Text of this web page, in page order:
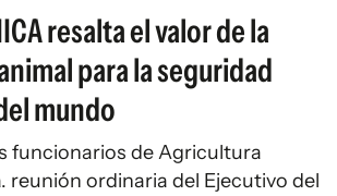
resalta el valor de la
para la seguridad
mundo
funcionarios de Agricultura
reunión ordinaria del Ejecutivo del